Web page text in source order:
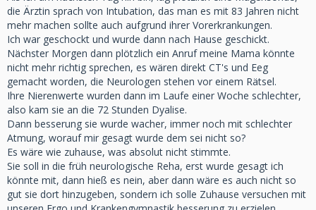
die Ärztin sprach von Intubation, das man es mit 83 Jahren nicht
mehr machen sollte auch aufgrund ihrer Vorerkrankungen.
Ich war geschockt und wurde dann nach Hause geschickt.
Nächster Morgen dann plötzlich ein Anruf meine Mama könnte
nicht mehr richtig sprechen, es wären direkt CT's und Eeg
gemacht worden, die Neurologen stehen vor einem Rätsel.
Ihre Nierenwerte wurden dann im Laufe einer Woche schlechter,
also kam sie an die 72 Stunden Dyalise.
Dann besserung sie wurde wacher, immer noch mit schlechter
Atmung, worauf mir gesagt wurde dem sei nicht so?
Es wäre wie zuhause, was absolut nicht stimmte.
Sie soll in die früh neurologische Reha, erst wurde gesagt ich
könnte mit, dann hieß es nein, aber dann wäre es auch nicht so
gut sie dort hinzugeben, sondern ich solle Zuhause versuchen mit